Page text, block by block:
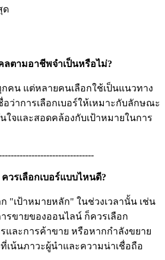
ด
ลตามอาชีพจำเป็นหรือไม่?
กคน แต่หลายคนเลือกใช้เป็นแนวทาง
อว่าการเลือกเบอร์ให้เหมาะกับลักษณะ
ใจและสอดคล้องกับเป้าหมายในการ
วรเลือกเบอร์แบบไหนดี?
"เป้าหมายหลัก" ในช่วงเวลานั้น เช่น
รขายของออนไลน์ ก็ควรเลือก
และการค้าขาย หรือหากกำลังขยาย
เน้นภาวะผู้นำและความน่าเชื่อถือ